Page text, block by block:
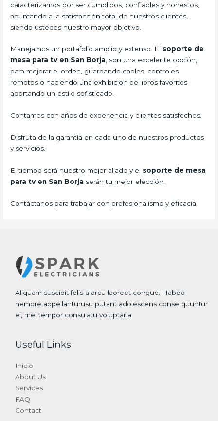
caracterizamos por ser cumplidos, confiables y honestos,
apuntando a la satisfacción total de nuestros clientes,
siendo ustedes nuestro mayor objetivo.
Manejamos un portafolio amplio y extenso. El soporte de
mesa para tv en San Borja, son una excelente opción,
para mejorar el orden, guardando cables, controles
remotos o haciendo una exhibición de libros favoritos
aportando un estilo sofisticado.
Contamos con años de experiencia y clientes satisfechos.
Disfruta de la garantía en cada uno de nuestros productos
y servicios.
El tiempo será nuestro mejor aliado y el soporte de mesa
para tv en San Borja serán tu mejor elección.
Contáctanos para trabajar con profesionalismo y eficacia.
Aliquam suscipit felis a arcu laoreet congue. Habeo
nemore appellanturusu putant adolescens conse quuntur
ei, mel tempor consulatu voluptaria.
Useful Links
Inicio
About Us
Services
FAQ
Contact